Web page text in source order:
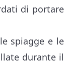
di portare
spiagge e le
durante il